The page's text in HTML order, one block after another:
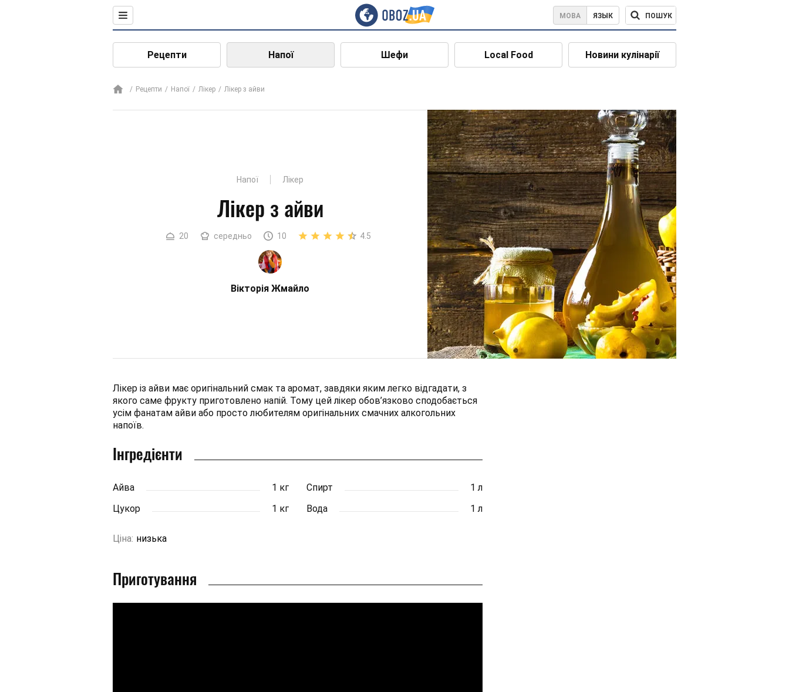
МОВА ЯЗЫК ПОШУК
Рецепти Напої Шефи Local Food Новини кулінарії
Рецепти Напої Лікер Лікер з айви
Напої Лікер
Лікер з айви
20 середньо 10 4.5
Вікторія Жмайло
Лікер із айви має оригінальний смак та аромат, завдяки яким легко відгадати, з
якого саме фрукту приготовлено напій. Тому цей лікер обов’язково сподобається
усім фанатам айви або просто любителям оригінальних смачних алкогольних
напоїв.
Інгредієнти
Айва 1 кг Спирт
1 л
Цукор
1 кг Вода 1 л
Ціна: низька
Приготування